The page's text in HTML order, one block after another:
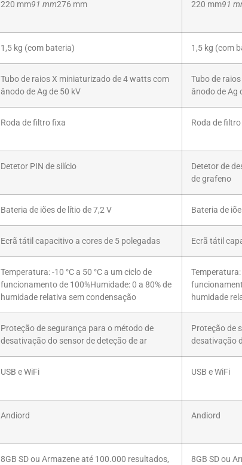
220 mm91 mm276 mm 220 mm91
1,5 kg (com bateria) 1,5 kg (com
Tubo de raios X miniaturizado de 4 watts com
ânodo de Ag de 50 kV
Tubo de
ânodo de Ag
Roda de filtro fixa Roda de
Detetor PIN de silício
Detetor de
de grafeno
Bateria de iões de lítio de 7,2 V Bateria de
Ecrã tátil capacitivo a cores de 5 polegadas Ecrã tátil
Temperatura: -10 °C a 50 °C a um ciclo de
funcionamento de 100%Humidade: 0 a 80% de
humidade relativa sem condensação
Temperatura:
humidade
Proteção de segurança para o método de
desativação do sensor de deteção de ar
Proteção de
desativação
USB e WiFi USB e WiFi
Andiord Andiord
8GB SD ou Armazene até 100.000 resultados,
8GB SD ou